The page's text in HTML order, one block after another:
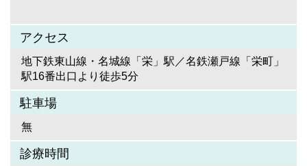
アクセス
地下鉄東山線・名城線「栄」駅／名鉄瀬戸線「栄町」
駅16番出口より徒歩5分
駐車場
無
診療時間